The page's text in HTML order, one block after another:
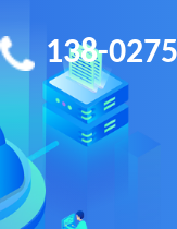
138-